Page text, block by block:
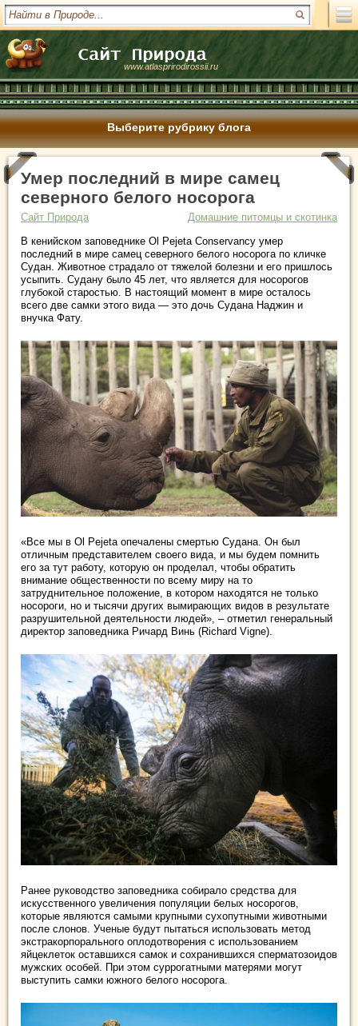
www.atlasprirodirossii.ru
Выберите рубрику блога
Умер последний в мире самец
северного белого носорога
Сайт Природа
Домашние питомцы и скотинка
В кенийском заповеднике Ol Pejeta Conservancy умер
последний в мире самец северного белого носорога по кличке
Судан. Животное страдало от тяжелой болезни и его пришлось
усыпить. Судану было 45 лет, что является для носорогов
глубокой старостью. В настоящий момент в мире осталось
всего две самки этого вида — это дочь Судана Наджин и
внучка Фату.
«Все мы в Ol Pejeta опечалены смертью Судана. Он был
отличным представителем своего вида, и мы будем помнить
его за тут работу, которую он проделал, чтобы обратить
внимание общественности по всему миру на то
затруднительное положение, в котором находятся не только
носороги, но и тысячи других вымирающих видов в результате
разрушительной деятельности людей», – отметил генеральный
директор заповедника Ричард Винь (Richard Vigne).
Ранее руководство заповедника собирало средства для
искусственного увеличения популяции белых носорогов,
которые являются самыми крупными сухопутными животными
после слонов. Ученые будут пытаться использовать метод
экстракорпорального оплодотворения с использованием
яйцеклеток оставшихся самок и сохранившихся сперматозоидов
мужских особей. При этом суррогатными матерями могут
выступить самки южного белого носорога.